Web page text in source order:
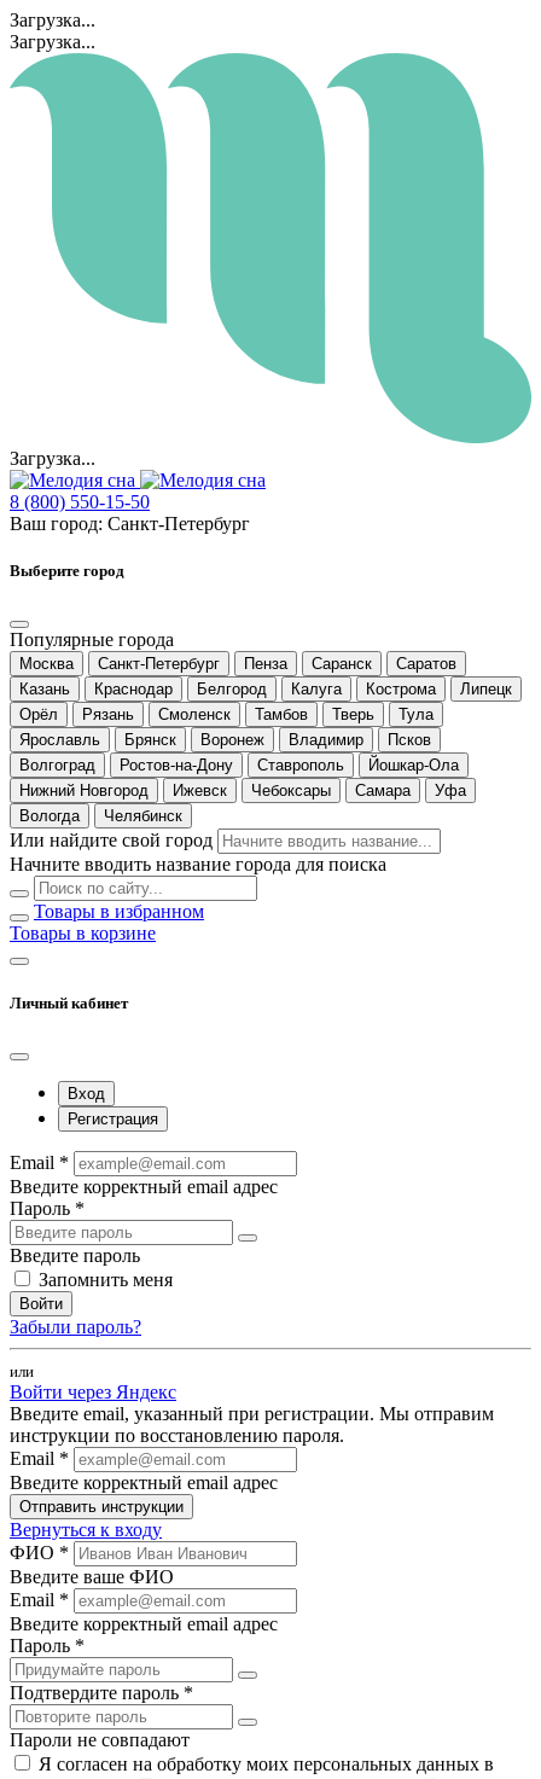
Загрузка...
Загрузка...
Загрузка...
8 (800) 550-15-50
Ваш город: Санкт-Петербург
Выберите город
Популярные города
Москва Санкт-Петербург Пенза Саранск
Саратов
Казань
Краснодар Белгород Калуга Кострома
Липецк
Орёл
Рязань Смоленск Тамбов Тверь
Тула
Ярославль
Брянск Воронеж Владимир
Псков
Волгоград
Ростов-на-Дону Ставрополь
Йошкар-Ола
Нижний Новгород
Ижевск Чебоксары Самара
Уфа
Вологда
Челябинск
Или найдите свой город
Начните вводить название города для поиска
Товары в избранном
Товары в корзине
Личный кабинет
Вход
Регистрация
Email *
Введите корректный email адрес
Пароль *
Введите пароль
Запомнить меня
Войти
Забыли пароль?
или
Войти через Яндекс
Введите email, указанный при регистрации. Мы отправим
инструкции по восстановлению пароля.
Email *
Введите корректный email адрес
Отправить инструкции
Вернуться к входу
ФИО *
Введите ваше ФИО
Email *
Введите корректный email адрес
Пароль *
Подтвердите пароль *
Пароли не совпадают
Я согласен на обработку моих персональных данных в